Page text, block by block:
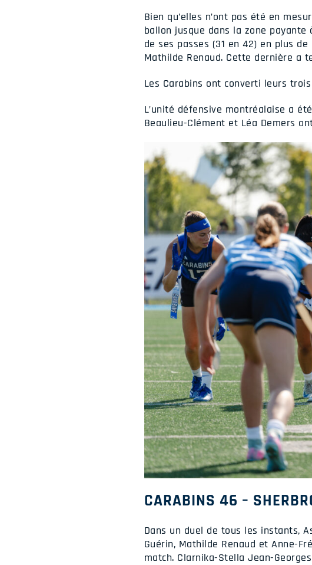
Bien qu’elles n’ont pas été en
ballon jusque dans la zone payante
de ses passes (31 en 42) en plus
Mathilde Renaud. Cette dernière a
Les Carabins ont converti leurs
L’unité défensive montréalaise a
Beaulieu-Clément et Léa Demers
CARABINS 46 –
Dans un duel de tous les instants,
Guérin, Mathilde Renaud et Anne-
match. Clarnika-Stella Jean-